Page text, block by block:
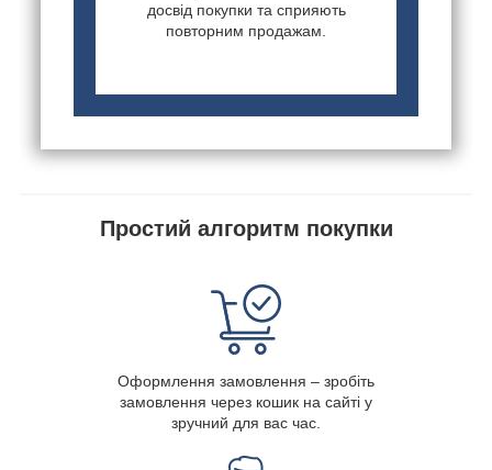
досвід покупки та сприяють
повторним продажам.
Простий алгоритм покупки
Оформлення замовлення – зробіть
замовлення через кошик на сайті у
зручний для вас час.